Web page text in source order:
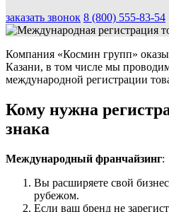
заказать звонок 8 (800) 555-83-54
Компания «Космин групп»
Казани, в том числе мы
международной регистрации
Кому нужна
знака
Международный франчайзинг:
Вы расширяете свой
рубежом.
Если ваш бренд не